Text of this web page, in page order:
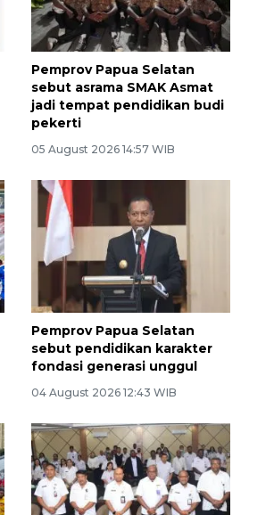
Pemprov Papua Selatan
sebut asrama SMAK Asmat
jadi tempat pendidikan budi
pekerti
05 August 2026 14:57 WIB
Pemprov Papua Selatan
sebut pendidikan karakter
fondasi generasi unggul
04 August 2026 12:43 WIB